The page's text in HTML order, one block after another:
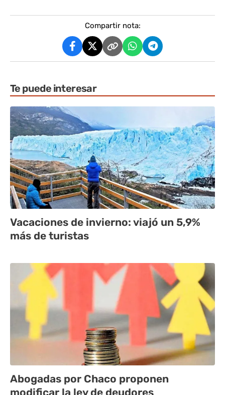
Compartir nota:
Te puede interesar
Vacaciones de invierno: viajó un 5,9%
más de turistas
Abogadas por Chaco proponen
modificar la ley de deudores